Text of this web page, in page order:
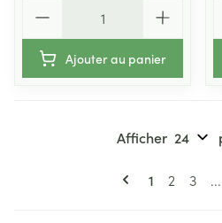
Ajouter au panier
Vous lisez
1 Page
2 Page
3 ...
Afficher